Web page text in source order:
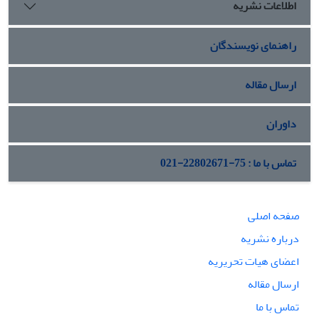
اطلاعات نشریه
راهنمای نویسندگان
ارسال مقاله
داوران
تماس با ما : 75-22802671-021
صفحه اصلی
درباره نشریه
اعضای هیات تحریریه
ارسال مقاله
تماس با ما